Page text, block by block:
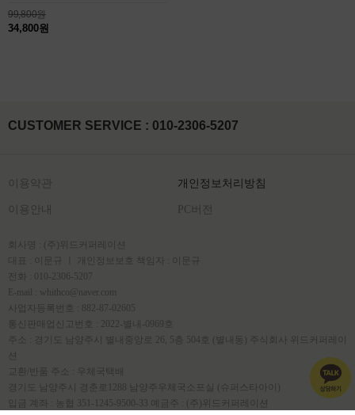
99,800원
34,800원
CUSTOMER SERVICE : 010-2306-5207
이용약관 개인정보처리방침
이용안내 PC버전
회사명 : (주)위드커퍼레이션
대표 : 이문규 ㅣ 개인정보보호 책임자 : 이문규
전화 : 010-2306-5207
E-mail : whithco@naver.com
사업자등록번호 : 882-87-02605
통신판매업신고번호 : 2022-별내-0969호
주소 : 경기도 남양주시 별내중앙로 26, 5층 504호 (별내동) 주식회사 위드커퍼레이
션
교환/반품 주소 : 우체국택배
경기도 남양주시 경춘로1288 남양주우체국소포실 (슈퍼스타아이)
입금 계좌 : 농협 351-1245-9500-33 예금주 : (주)위드커퍼레이션